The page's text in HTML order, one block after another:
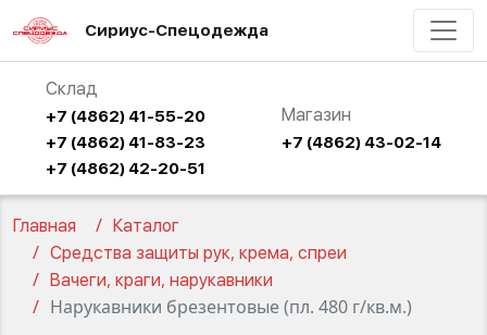
Сириус-Спецодежда
Склад
+7 (4862) 41-55-20
+7 (4862) 41-83-23
+7 (4862) 42-20-51
Магазин
+7 (4862) 43-02-14
Главная
Каталог
Средства защиты рук, крема, спреи
Вачеги, краги, нарукавники
Нарукавники брезентовые (пл. 480 г/кв.м.)